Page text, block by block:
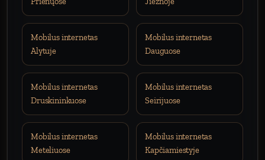
Mobilus internetas
Alytuje
Mobilus internetas
Dauguose
Mobilus internetas
Druskininkuose
Mobilus internetas
Seirijuose
Mobilus internetas
Meteliuose
Mobilus internetas
Kapčiamiestyje